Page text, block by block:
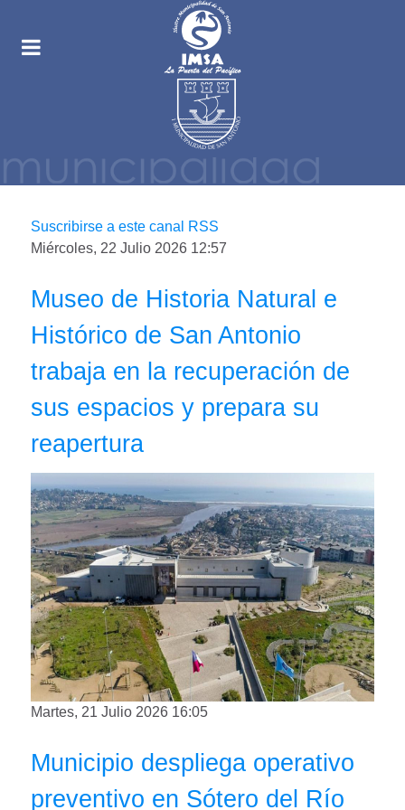
Suscribirse a este canal RSS
Miércoles, 22 Julio 2026 12:57
Museo de Historia Natural e
Histórico de San Antonio
trabaja en la recuperación de
sus espacios y prepara su
reapertura
Martes, 21 Julio 2026 16:05
Municipio despliega operativo
preventivo en Sótero del Río